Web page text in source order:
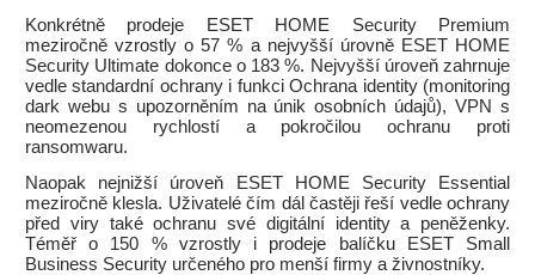
Konkrétně prodeje ESET HOME Security Premium
meziročně vzrostly o 57 % a nejvyšší úrovně ESET HOME
Security Ultimate dokonce o 183 %. Nejvyšší úroveň zahrnuje
vedle standardní ochrany i funkci Ochrana identity (monitoring
dark webu s upozorněním na únik osobních údajů), VPN s
neomezenou rychlostí a pokročilou ochranu proti
ransomwaru.
Naopak nejnižší úroveň ESET HOME Security Essential
meziročně klesla. Uživatelé čím dál častěji řeší vedle ochrany
před viry také ochranu své digitální identity a peněženky.
Téměř o 150 % vzrostly i prodeje balíčku ESET Small
Business Security určeného pro menší firmy a živnostníky.